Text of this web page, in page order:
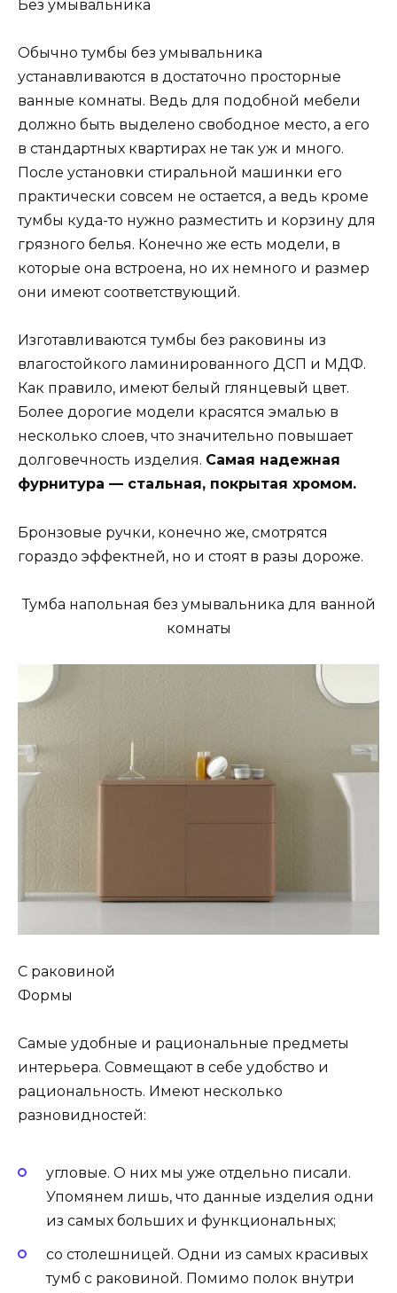
Без умывальника
Обычно тумбы без умывальника
устанавливаются в достаточно просторные
ванные комнаты. Ведь для подобной мебели
должно быть выделено свободное место, а его
в стандартных квартирах не так уж и много.
После установки стиральной машинки его
практически совсем не остается, а ведь кроме
тумбы куда-то нужно разместить и корзину для
грязного белья. Конечно же есть модели, в
которые она встроена, но их немного и размер
они имеют соответствующий.
Изготавливаются тумбы без раковины из
влагостойкого ламинированного ДСП и МДФ.
Как правило, имеют белый глянцевый цвет.
Более дорогие модели красятся эмалью в
несколько слоев, что значительно повышает
долговечность изделия. Самая надежная
фурнитура — стальная, покрытая хромом.
Бронзовые ручки, конечно же, смотрятся
гораздо эффектней, но и стоят в разы дороже.
Тумба напольная без умывальника для ванной
комнаты
С раковиной
Формы
Самые удобные и рациональные предметы
интерьера. Совмещают в себе удобство и
рациональность. Имеют несколько
разновидностей:
угловые. О них мы уже отдельно писали.
Упомянем лишь, что данные изделия одни
из самых больших и функциональных;
со столешницей. Одни из самых красивых
тумб с раковиной. Помимо полок внутри